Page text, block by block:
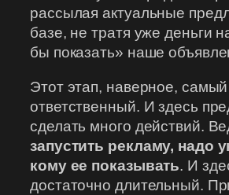
рассылая актуальные
базе, не тратя уже деньги
бы показать» наше
Этот этап, наверное, самый
ответственный. И здесь
сделать много действий.
запустить рекламу, надо
кому ее показывать. И
достаточно длительный.